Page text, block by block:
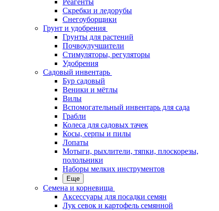
Скребки и ледорубы
Снегоуборщики
Грунт и удобрения
Грунты для растений
Почвоулучшители
Стимуляторы, регуляторы
Удобрения
Садовый инвентарь
Бур садовый
Веники и мётлы
Вилы
Вспомогательный инвентарь для сада
Грабли
Колеса для садовых тачек
Косы, серпы и пилы
Лопаты
Мотыги, рыхлители, тяпки, плоскорезы,
полольники
Наборы мелких инструментов
Еще
Семена и корневища
Аксессуары для посадки семян
Лук севок и картофель семянной